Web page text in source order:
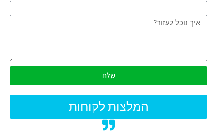
שלח
המלצות לקוחות